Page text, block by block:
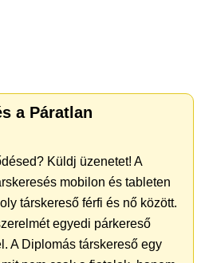
a Páratlan
Küldj üzenetet! A
mobilon és tableten
társkereső férfi és nő között.
egyedi párkereső
A Diplomás társkereső egy